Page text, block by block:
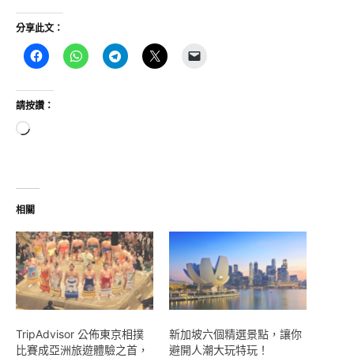
分享此文：
請按讚：
正
入...
相關
TripAdvisor 公佈東京相撲
比賽成亞洲旅遊體驗之首，
新加坡六個精選景點，讓你
避開人潮大玩特玩！